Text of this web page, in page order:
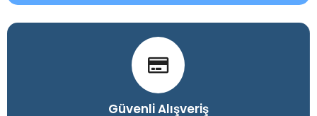
Güvenli Alışveriş